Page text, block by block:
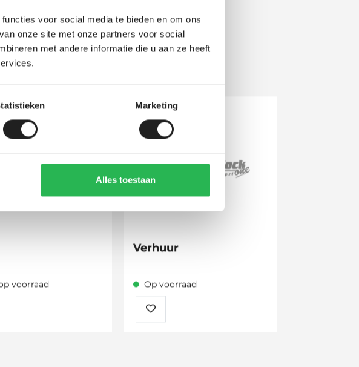
voor social media te bieden en om ons
onze site met onze partners voor social
met andere informatie die u aan ze heeft
Marketing
Alles toestaan
voorraad
Verhuur
Op voorraad